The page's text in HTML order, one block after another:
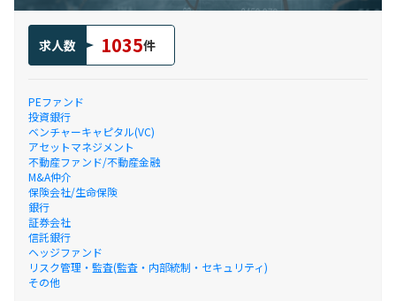
求人数 1035件
PEファンド
投資銀行
ベンチャーキャピタル(VC)
アセットマネジメント
不動産ファンド/不動産金融
M&A仲介
保険会社/生命保険
銀行
証券会社
信託銀行
ヘッジファンド
リスク管理・監査(監査・内部統制・セキュリティ)
その他